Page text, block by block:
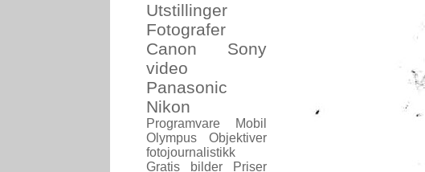
Utstillinger
Fotografer
Canon
Sony
video
Panasonic
Nikon
Programvare
Mobil
Olympus
Objektiver
fotojournalistikk
Gratis bilder
Priser